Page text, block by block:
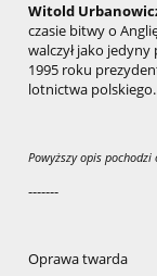
Witold
czasie bitwy o
walczył jako
1995 roku
lotnictwa
Powyższy opis pochodzi
-------
Oprawa twarda